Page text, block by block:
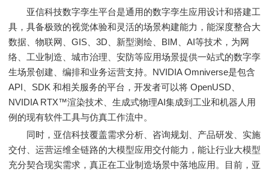
亚信科技数字孪生平台是通用的数字孪生应用设计和搭建工
具，具备极致的视觉体验和灵活的场景构建能力，能深度整合大
数据、物联网、GIS、3D、新型测绘、BIM、AI等技术，为网
络、工业制造、城市治理、安防等应用场景提供一站式的数字孪
生场景创建、编排和业务运营支持。NVIDIA Omniverse是包含
API、SDK 和相关服务的平台，开发者可以将 OpenUSD、
NVIDIA RTX™渲染技术、生成式物理AI集成到工业和机器人用
例的现有软件工具与仿真工作流中。
同时，亚信科技覆盖需求分析、咨询规划、产品研发、实施
交付、运营运维全链路的大模型应用交付能力，能让行业大模型
充分契合现实需求，真正在工业制造场景中落地应用。目前，亚